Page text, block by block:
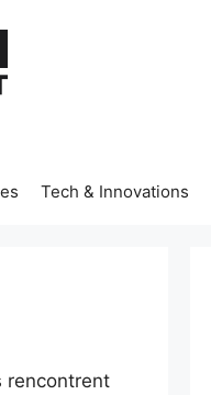
Tech & Innovations
rencontrent